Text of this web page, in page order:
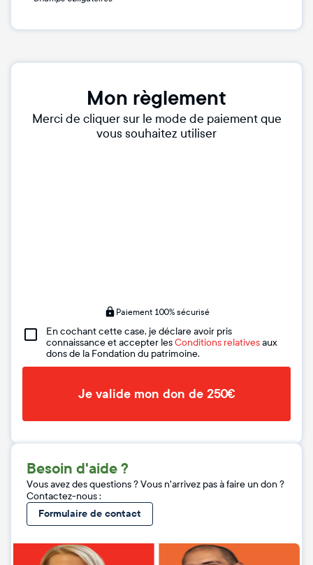
Mon règlement
Merci de cliquer sur le mode de paiement que
vous souhaitez utiliser
Paiement 100% sécurisé
En cochant cette case, je déclare avoir pris
connaissance et accepter lesConditions relativesaux
dons de la Fondation du patrimoine.
Je valide mon don de 250€
Besoin d'aide ?
Vous avez des questions ? Vous n'arrivez pas à faire un don ?
Contactez-nous :
Formulaire de contact